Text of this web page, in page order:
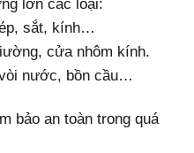
lớn các loại:
sắt, kính…
cửa nhôm kính.
nước, bồn cầu…
bảo an toàn trong quá